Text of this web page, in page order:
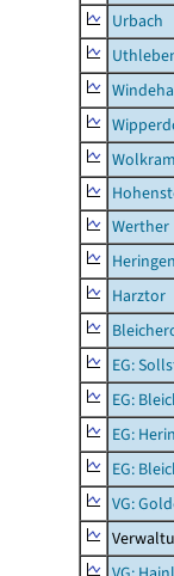
Urbach
Werther
Harztor
EG:
EG:
EG:
EG:
VG: